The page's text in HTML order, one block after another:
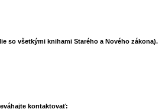
so všetkými knihami Starého a Nového zákona).
kontaktovať: